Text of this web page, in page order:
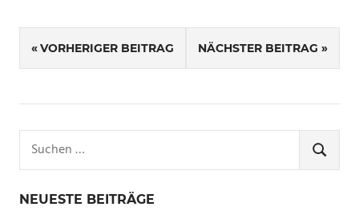
Beitragsnavigation
VORHERIGER BEITRAG NÄCHSTER BEITRAG
nach:
SUCHEN
NEUESTE BEITRÄGE